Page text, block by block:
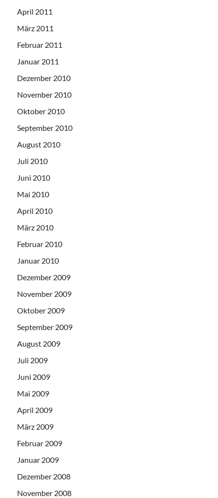
April 2011
März 2011
Februar 2011
Januar 2011
Dezember 2010
November 2010
Oktober 2010
September 2010
August 2010
Juli 2010
Juni 2010
Mai 2010
April 2010
März 2010
Februar 2010
Januar 2010
Dezember 2009
November 2009
Oktober 2009
September 2009
August 2009
Juli 2009
Juni 2009
Mai 2009
April 2009
März 2009
Februar 2009
Januar 2009
Dezember 2008
November 2008